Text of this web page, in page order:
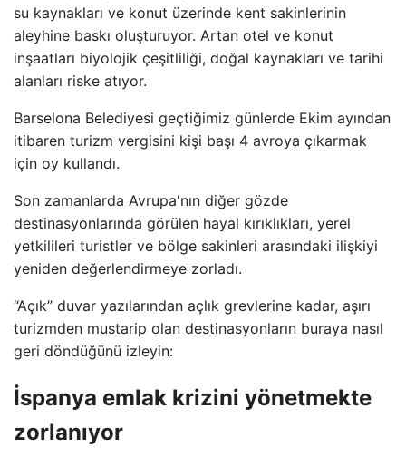
su kaynakları ve konut üzerinde kent sakinlerinin
aleyhine baskı oluşturuyor. Artan otel ve konut
inşaatları biyolojik çeşitliliği, doğal kaynakları ve tarihi
alanları riske atıyor.
Barselona Belediyesi geçtiğimiz günlerde Ekim ayından
itibaren turizm vergisini kişi başı 4 avroya çıkarmak
için oy kullandı.
Son zamanlarda Avrupa'nın diğer gözde
destinasyonlarında görülen hayal kırıklıkları, yerel
yetkilileri turistler ve bölge sakinleri arasındaki ilişkiyi
yeniden değerlendirmeye zorladı.
“Açık” duvar yazılarından açlık grevlerine kadar, aşırı
turizmden mustarip olan destinasyonların buraya nasıl
geri döndüğünü izleyin:
İspanya emlak krizini yönetmekte
zorlanıyor